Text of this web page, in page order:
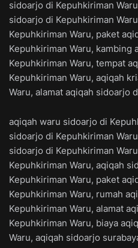
sidoarjo di Kepuhkiriman
sidoarjo di Kepuhkiriman
Kepuhkiriman Waru, paket
Kepuhkiriman Waru, kambing
Kepuhkiriman Waru, tempat
Kepuhkiriman Waru, aqiqah
Waru, alamat aqiqah sidoarjo
aqiqah waru sidoarjo di
sidoarjo di Kepuhkiriman
sidoarjo di Kepuhkiriman
Kepuhkiriman Waru, aqiqah
Kepuhkiriman Waru, paket
Kepuhkiriman Waru, rumah
Kepuhkiriman Waru, alamat
Kepuhkiriman Waru, biaya
Waru, aqiqah sidoarjo